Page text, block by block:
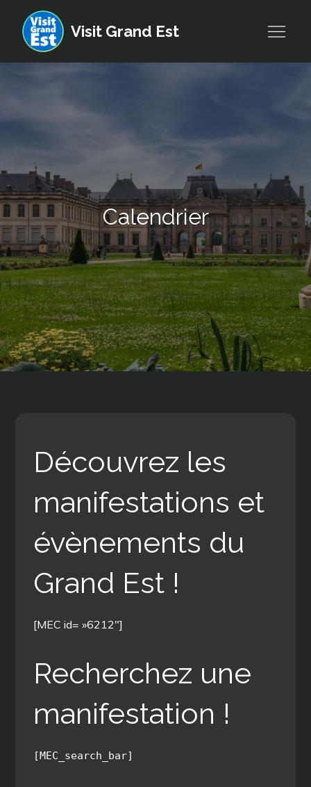
content
Visit Grand Est
Calendrier
Découvrez les
manifestations et
évènements du
Grand Est !
[MEC id= »6212″]
Recherchez une
manifestation !
[MEC_search_bar]